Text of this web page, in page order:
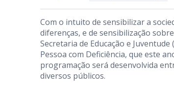
Com o intuito de sensibilizar a
diferenças, e de sensibilização
Secretaria de Educação e
Pessoa com Deficiência, que este
programação será desenvolvida
diversos públicos.